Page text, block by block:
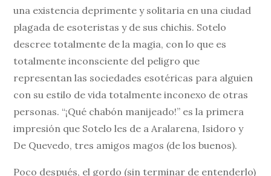
una existencia deprimente y solitaria en una ciudad
plagada de esoteristas y de sus chichis. Sotelo
descree totalmente de la magia, con lo que es
totalmente inconsciente del peligro que
representan las sociedades esotéricas para alguien
con su estilo de vida totalmente inconexo de otras
personas. “¡Qué chabón manijeado!” es la primera
impresión que Sotelo les de a Aralarena, Isidoro y
De Quevedo, tres amigos magos (de los buenos).
Poco después, el gordo (sin terminar de entenderlo)